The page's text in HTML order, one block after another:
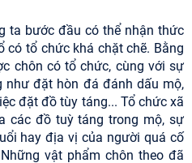
ta bước đầu có thể nhận thức
tổ chức khá chặt chẽ. Bằng
chôn có tổ chức, cùng với sự
như đặt hòn đá đánh dấu mộ,
đặt đồ tùy táng... Tổ chức xã
các đồ tuỳ táng trong mộ, sự
hay địa vị của người quá cố
vật phẩm chôn theo đã